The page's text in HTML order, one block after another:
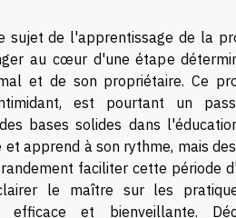
sujet de l'apprentissage de la
au cœur d'une étape
et de son propriétaire. Ce
est pourtant un
bases solides dans
et apprend à son rythme, mais
faciliter cette période
le maître sur les
efficace et bienveillante.